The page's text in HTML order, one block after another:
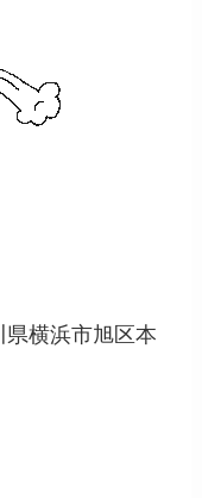
横浜市旭区本